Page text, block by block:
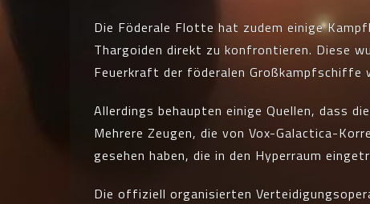
Die Föderale Flotte hat zudem einige
Thargoiden direkt zu konfrontieren. Diese
Feuerkraft der föderalen Großkampfschiffe
Allerdings behaupten einige Quellen, dass
Mehrere Zeugen, die von Vox-Galactica-
gesehen haben, die in den Hyperraum
Die offiziell organisierten